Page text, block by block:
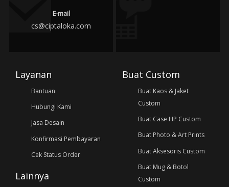
E-mail
cs@ciptaloka.com
Layanan
Bantuan
Hubungi Kami
Jasa Desain
Konfirmasi Pembayaran
Cek Status Order
Lainnya
Buat Custom
Buat Kaos & Jaket
Custom
Buat Case HP Custom
Buat Photo & Art Prints
Buat Aksesoris Custom
Buat Mug & Botol
Custom